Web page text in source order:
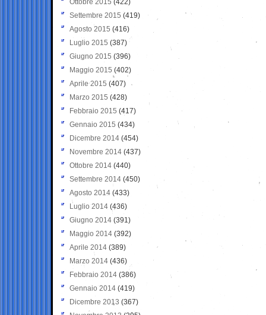
Ottobre 2015 (422)
Settembre 2015 (419)
Agosto 2015 (416)
Luglio 2015 (387)
Giugno 2015 (396)
Maggio 2015 (402)
Aprile 2015 (407)
Marzo 2015 (428)
Febbraio 2015 (417)
Gennaio 2015 (434)
Dicembre 2014 (454)
Novembre 2014 (437)
Ottobre 2014 (440)
Settembre 2014 (450)
Agosto 2014 (433)
Luglio 2014 (436)
Giugno 2014 (391)
Maggio 2014 (392)
Aprile 2014 (389)
Marzo 2014 (436)
Febbraio 2014 (386)
Gennaio 2014 (419)
Dicembre 2013 (367)